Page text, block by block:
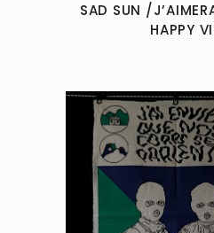
SAD SUN /
HAPPY